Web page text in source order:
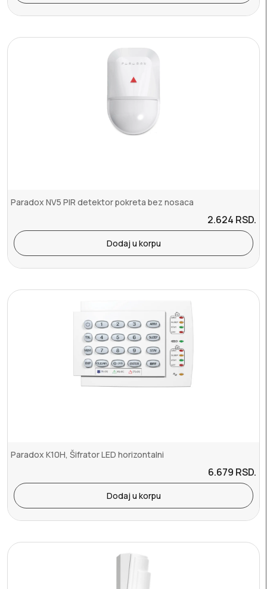
Paradox NV5 PIR detektor pokreta bez nosaca
2.624 RSD.
Dodaj u korpu
Paradox K10H, Šifrator LED horizontalni
6.679 RSD.
Dodaj u korpu